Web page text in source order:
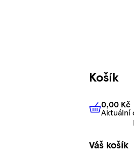
Košík
0,00
0,00 Kč
Aktuální
Váš košík